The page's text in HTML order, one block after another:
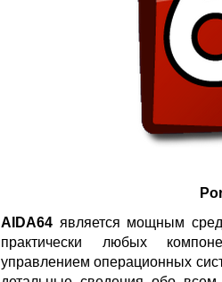
AIDA64 является мощным
практически любых
управлением операционных